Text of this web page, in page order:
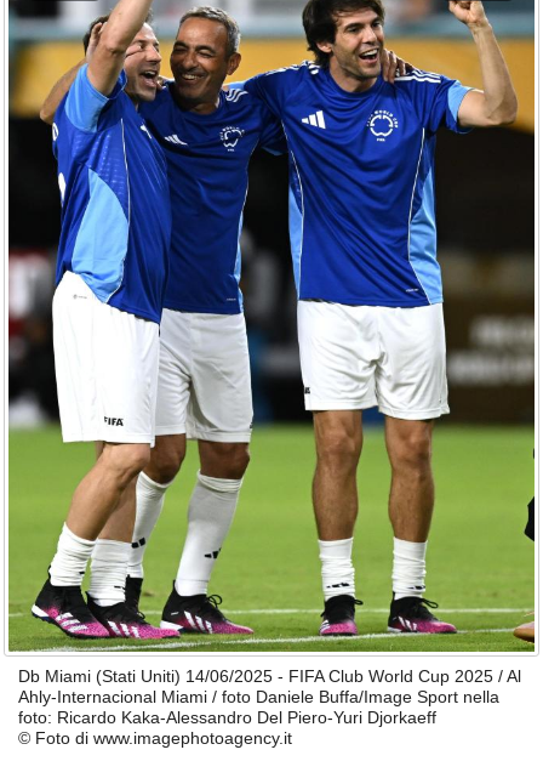
Db Miami (Stati Uniti) 14/06/2025 - FIFA Club World Cup 2025 / Al
Ahly-Internacional Miami / foto Daniele Buffa/Image Sport nella
foto: Ricardo Kaka-Alessandro Del Piero-Yuri Djorkaeff
© Foto di www.imagephotoagency.it